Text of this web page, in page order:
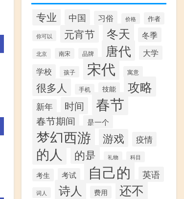
专业 中国 习俗 价格 作者
你可以 元宵节 冬天 冬季
北京 南宋 品牌 唐代
大学
学校
孩子 宋代 寓意
很多人 手机 技能 攻略
新年 时间 春节
春节期间 是一个
梦幻西游 游戏 疫情
的人 的是 礼物 科目
考生 考试 自己的 英语
词人 诗人 费用 还不